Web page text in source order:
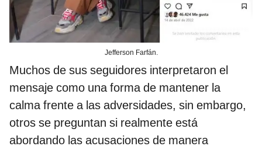
Jefferson Farfán.
Muchos de sus seguidores interpretaron el
mensaje como una forma de mantener la
calma frente a las adversidades, sin embargo,
otros se preguntan si realmente está
abordando las acusaciones de manera